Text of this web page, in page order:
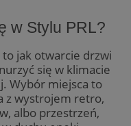
w Stylu PRL?
jak otwarcie drzwi
się w klimacie
Wybór miejsca to
z wystrojem retro,
albo przestrzeń,